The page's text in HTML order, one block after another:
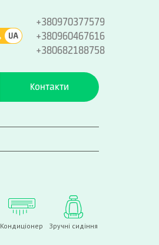
+380970377579
+380960467616
+380682188758
Контакти
Кондиціонер Зручні сидіння